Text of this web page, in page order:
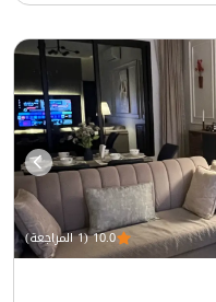
10.0 (1 المراجعة)